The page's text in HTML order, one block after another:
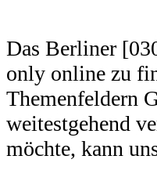
Das Berliner
only online zu
Themenfeldern
weitestgehend
möchte, kann